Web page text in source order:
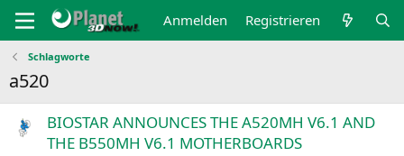
Anmelden Registrieren
Schlagworte
a520
BIOSTAR ANNOUNCES THE A520MH V6.1 AND
THE B550MH V6.1 MOTHERBOARDS